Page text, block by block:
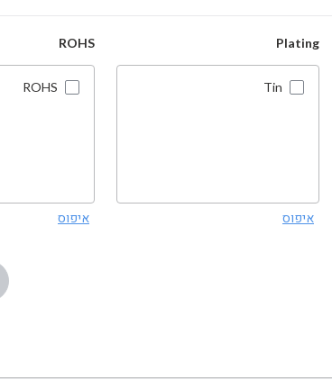
Plating
Tin
איפוס
ROHS
ROHS
איפוס